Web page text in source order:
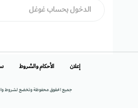
الدخول بحساب غوغل
جميع الحقوق محفوظة وتخضع لشروط
إعلان الأحكام والشروط